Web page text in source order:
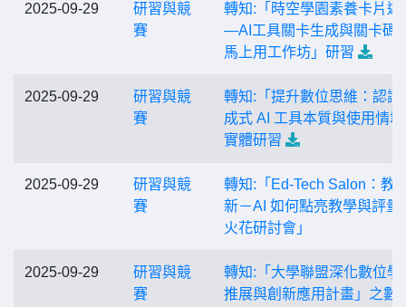
2025-09-29
研習與競
賽
轉知:「時空學園素養卡片遊
—AI工具關卡生成與關卡碼
馬上用工作坊」研習
2025-09-29
研習與競
賽
轉知:「提升數位思維：認識
成式 AI 工具本質與使用情
實體研習
2025-09-29
研習與競
賽
轉知:「Ed-Tech Salon：教
新－AI 如何點亮教學與評量
火花研討會」
2025-09-29
研習與競
賽
轉知:「大學聯盟深化數位學
推展與創新應用計畫」之數